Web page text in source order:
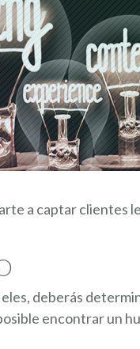
a captar clientes
deberás
encontrar un